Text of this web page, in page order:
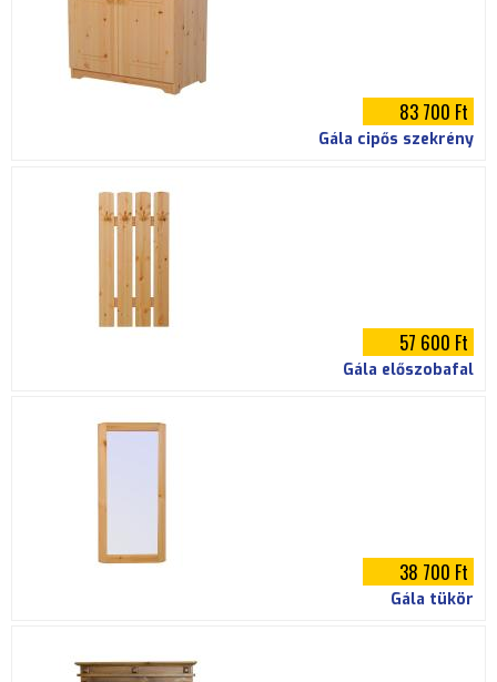
83 700 Ft
Gála cipős szekrény
57 600 Ft
Gála előszobafal
38 700 Ft
Gála tükör